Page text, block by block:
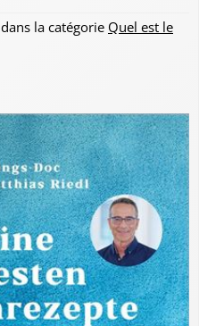
dans la catégorie Quel est le